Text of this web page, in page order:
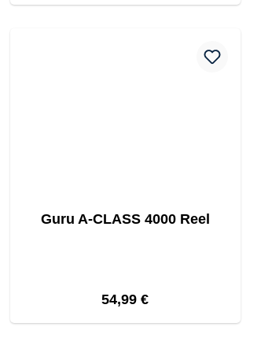
Guru A-CLASS 4000 Reel
Regulärer Preis:
54,99 €